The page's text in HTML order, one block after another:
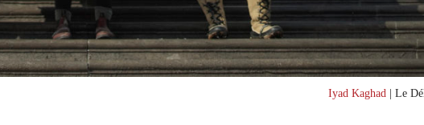
Iyad Kaghad | Le